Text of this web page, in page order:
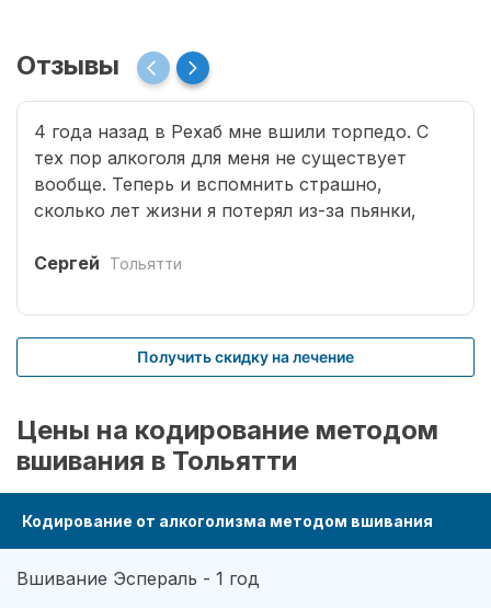
Отзывы
4 года назад в Рехаб мне вшили торпедо. С
тех пор алкоголя для меня не существует
вообще. Теперь и вспомнить страшно,
сколько лет жизни я потерял из-за пьянки,
мою новую жизнь.
Сергей Тольятти
Получить скидку на лечение
Цены на кодирование методом
вшивания в Тольятти
Кодирование от алкоголизма методом вшивания
Вшивание Эспераль - 1 год